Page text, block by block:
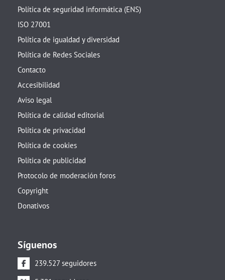
Política de seguridad informática (ENS)
ISO 27001
Política de igualdad y diversidad
Política de Redes Sociales
Contacto
Accesibilidad
Aviso legal
Política de calidad editorial
Política de privacidad
Política de cookies
Política de publicidad
Protocolo de moderación foros
Copyright
Donativos
Síguenos
239.527 seguidores